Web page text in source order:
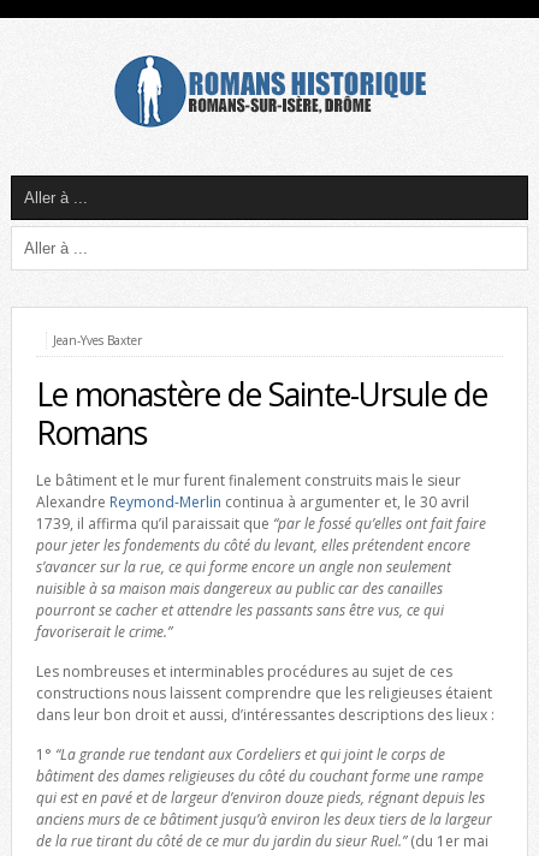
Jean-Yves Baxter
Le monastère de Sainte-Ursule de
Romans
Le bâtiment et le mur furent finalement construits mais le sieur
Alexandre Reymond-Merlin continua à argumenter et, le 30 avril
1739, il affirma qu’il paraissait que “par le fossé qu’elles ont fait faire
pour jeter les fondements du côté du levant, elles prétendent encore
s’avancer sur la rue, ce qui forme encore un angle non seulement
nuisible à sa maison mais dangereux au public car des canailles
pourront se cacher et attendre les passants sans être vus, ce qui
favoriserait le crime.”
Les nombreuses et interminables procédures au sujet de ces
constructions nous laissent comprendre que les religieuses étaient
dans leur bon droit et aussi, d’intéressantes descriptions des lieux :
1° “La grande rue tendant aux Cordeliers et qui joint le corps de
bâtiment des dames religieuses du côté du couchant forme une rampe
qui est en pavé et de largeur d’environ douze pieds, régnant depuis les
anciens murs de ce bâtiment jusqu’à environ les deux tiers de la largeur
de la rue tirant du côté de ce mur du jardin du sieur Ruel.”(du 1er mai